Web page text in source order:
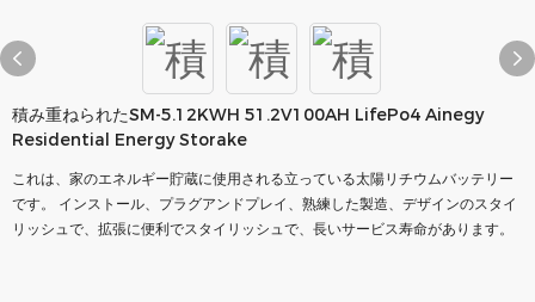
積み重ねられたSM-5.12KWH 51.2V100AH LifePo4 Ainegy
Residential Energy Storake
これは、家のエネルギー貯蔵に使用される立っている太陽リチウムバッテリー
です。 インストール、プラグアンドプレイ、熟練した製造、デザインのスタイ
リッシュで、拡張に便利でスタイリッシュで、長いサービス寿命があります。